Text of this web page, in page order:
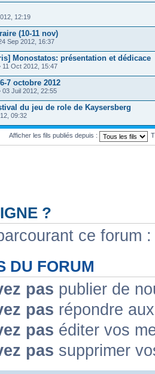
12:19
(10-11 nov)
Sep 2012, 16:37
Monostatos: présentation et dédicace
11 Oct 2012, 15:47
7 octobre 2012
03 Juil 2012, 22:55
du jeu de role de Kaysersberg
09:32
Afficher les fils publiés depuis :
?
ce forum
DU FORUM
pas publier de
pas répondre
pas éditer vos
pas supprimer